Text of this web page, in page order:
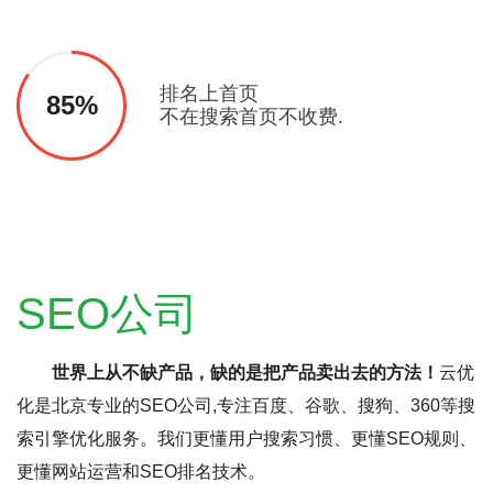
85%
排名上首页
不在搜索首页不收费.
SEO公司
世界上从不缺产品，缺的是把产品卖出去的方法！ 云优
化是北京专业的SEO公司,专注百度、谷歌、搜狗、360等搜
索引擎优化服务。我们更懂用户搜索习惯、更懂SEO规则、
更懂网站运营和SEO排名技术。